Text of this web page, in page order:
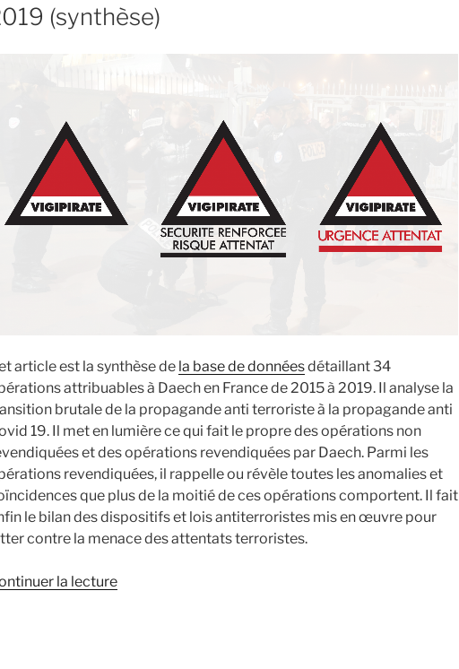
terroriste
(synthèse)
article est la synthèse de la base de donnéesdétaillant 34
attribuables à Daech en France de 2015 à 2019. Il analyse la
brutale de la propagande anti terroriste à la propagande anti
19. Il met en lumière ce qui fait le propre des opérations non
et des opérations revendiquées par Daech. Parmi les
revendiquées, il rappelle ou révèle toutes les anomalies et
que plus de la moitié de ces opérations comportent. Il fait
le bilan des dispositifs et lois antiterroristes mis en œuvre pour
contre la menace des attentats terroristes.
la lecturede